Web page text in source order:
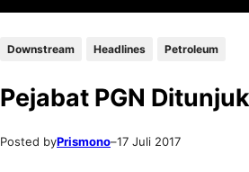
Downstream Headlines Petroleum
Pejabat PGN
Posted byPrismono–17 Juli 2017